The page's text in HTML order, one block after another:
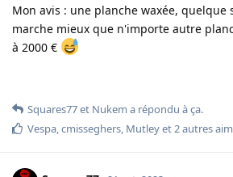
Mon avis : une planche waxée, quelque
marche mieux que n'importe autre
à 2000 €
Squares77et Nukem a répondu à ça.
Vespa cmisseghers Mutleyet 2autres